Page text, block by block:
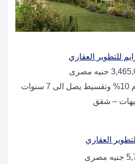
للتطوير العقاري
– شقق
العقاري